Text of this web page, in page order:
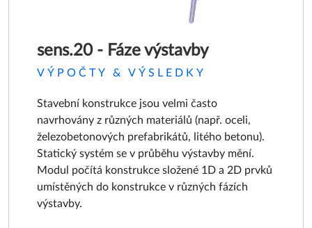
sens.20 - Fáze výstavby
VÝPOČTY & VÝSLEDKY
Stavební konstrukce jsou velmi často
navrhovány z různých materiálů (např. oceli,
železobetonových prefabrikátů, litého betonu).
Statický systém se v průběhu výstavby mění.
Modul počítá konstrukce složené 1D a 2D prvků
umístěných do konstrukce v různých fázích
výstavby.